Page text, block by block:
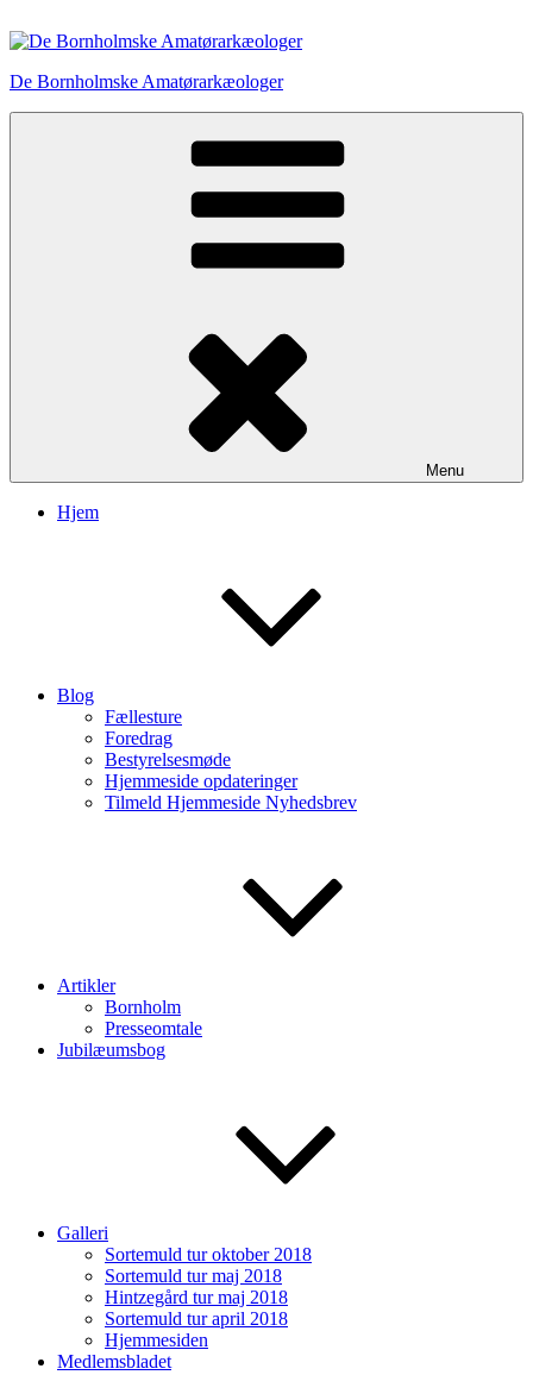
til
De Bornholmske Amatørarkæologer
Menu
Hjem
Blog
Fællesture
Foredrag
Bestyrelsesmøde
Hjemmeside opdateringer
Tilmeld Hjemmeside Nyhedsbrev
Artikler
Bornholm
Presseomtale
Jubilæumsbog
Galleri
Sortemuld tur oktober 2018
Sortemuld tur maj 2018
Hintzegård tur maj 2018
Sortemuld tur april 2018
Hjemmesiden
Medlemsbladet